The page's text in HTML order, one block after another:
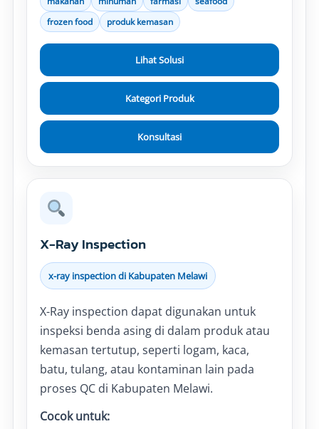
frozen food
produk kemasan
Lihat Solusi
Kategori Produk
Konsultasi
X-Ray Inspection
x-ray inspection di Kabupaten Melawi
X-Ray inspection dapat digunakan untuk
inspeksi benda asing di dalam produk atau
kemasan tertutup, seperti logam, kaca,
batu, tulang, atau kontaminan lain pada
proses QC di Kabupaten Melawi.
Cocok untuk: